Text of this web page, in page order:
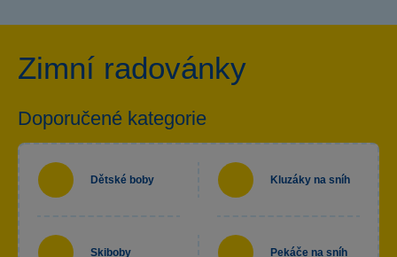
Zimní radovánky
Doporučené kategorie
Dětské boby Kluzáky na sníh
Skiboby Pekáče na sníh